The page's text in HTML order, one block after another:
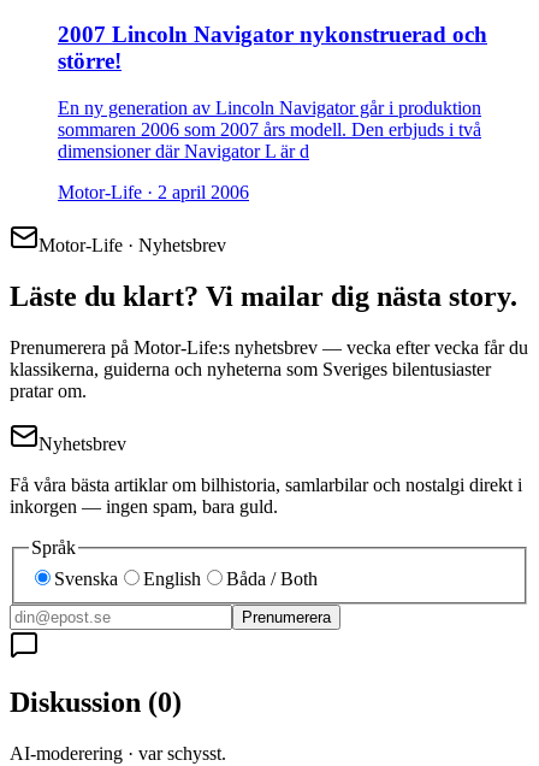
2007 Lincoln Navigator nykonstruerad och
större!
En ny generation av Lincoln Navigator går i produktion
sommaren 2006 som 2007 års modell. Den erbjuds i två
dimensioner där Navigator L är d
Motor-Life · 2 april 2006
Motor-Life · Nyhetsbrev
Läste du klart? Vi mailar dig nästa story.
Prenumerera på Motor-Life:s nyhetsbrev — vecka efter vecka får du
klassikerna, guiderna och nyheterna som Sveriges bilentusiaster
pratar om.
Nyhetsbrev
Få våra bästa artiklar om bilhistoria, samlarbilar och nostalgi direkt i
inkorgen — ingen spam, bara guld.
Språk
Svenska
English Båda / Both
Prenumerera
Diskussion (0)
AI-moderering · var schysst.